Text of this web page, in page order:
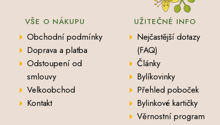
VŠE O NÁKUPU
Obchodní podmínky
Doprava a platba
Odstoupení od
smlouvy
Velkoobchod
Kontakt
UŽITEČNÉ INFO
Nejčastější dotazy
(FAQ)
Články
Bylíkovinky
Přehled poboček
Bylinkové kartičky
Věrnostní program